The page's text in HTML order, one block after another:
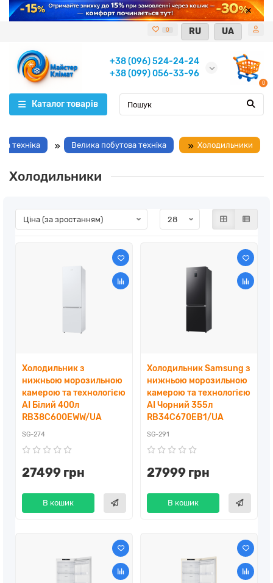
0 RU UA
+38 (096) 524-24-24
+38 (099) 056-33-96
0
Каталог товарів
техніка Велика побутова техніка Холодильники
Холодильники
Холодильник з
нижньою морозильною
камерою та технологією
AI Білий 400л
RB38C600EWW/UA
SG-274
27499 грн
В кошик
Холодильник Samsung з
нижньою морозильною
камерою та технологією
AI Чорний 355л
RB34C670EB1/UA
SG-291
27999 грн
В кошик